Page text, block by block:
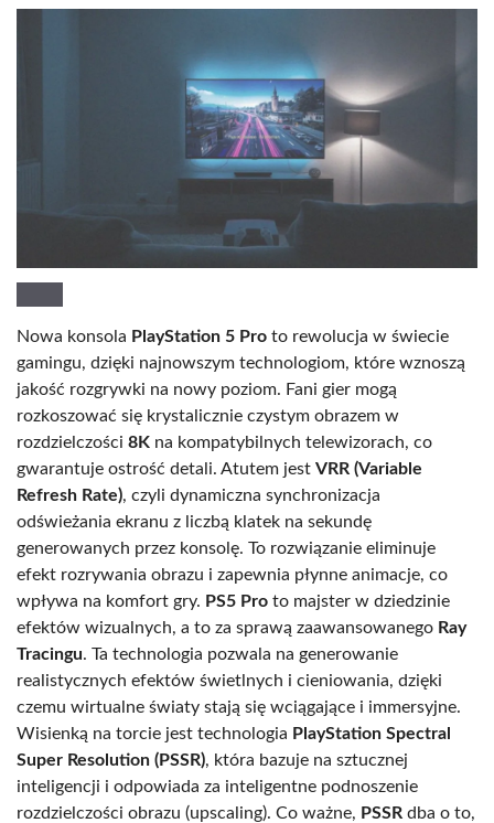
Nowa konsola PlayStation 5 Pro to rewolucja w świecie
gamingu, dzięki najnowszym technologiom, które wznoszą
jakość rozgrywki na nowy poziom. Fani gier mogą
rozkoszować się krystalicznie czystym obrazem w
rozdzielczości 8K na kompatybilnych telewizorach, co
gwarantuje ostrość detali. Atutem jest VRR (Variable
Refresh Rate), czyli dynamiczna synchronizacja
odświeżania ekranu z liczbą klatek na sekundę
generowanych przez konsolę. To rozwiązanie eliminuje
efekt rozrywania obrazu i zapewnia płynne animacje, co
wpływa na komfort gry. PS5 Pro to majster w dziedzinie
efektów wizualnych, a to za sprawą zaawansowanego Ray
Tracingu. Ta technologia pozwala na generowanie
realistycznych efektów świetlnych i cieniowania, dzięki
czemu wirtualne światy stają się wciągające i immersyjne.
Wisienką na torcie jest technologia PlayStation Spectral
Super Resolution (PSSR), która bazuje na sztucznej
inteligencji i odpowiada za inteligentne podnoszenie
rozdzielczości obrazu (upscaling). Co ważne, PSSR dba o to,